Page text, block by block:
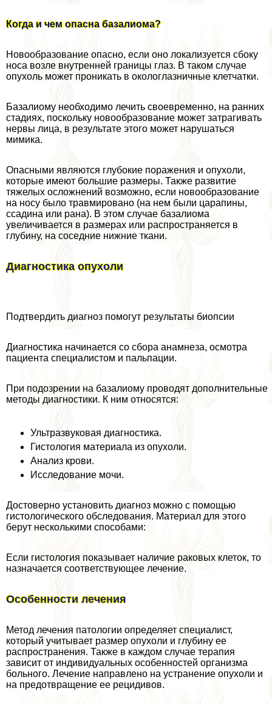
Когда и чем опасна базалиома?
Новообразование опасно, если оно локализуется сбоку
носа возле внутренней границы глаз. В таком случае
опухоль может проникать в окологлазничные клетчатки.
Базалиому необходимо лечить своевременно, на ранних
стадиях, поскольку новообразование может затрагивать
нервы лица, в результате этого может нарушаться
мимика.
Опасными являются глубокие поражения и опухоли,
которые имеют большие размеры. Также развитие
тяжелых осложнений возможно, если новообразование
на носу было травмировано (на нем были царапины,
ссадина или рана). В этом случае базалиома
увеличивается в размерах или распространяется в
глубину, на соседние нижние ткани.
Диагностика опухоли
Подтвердить диагноз помогут результаты биопсии
Диагностика начинается со сбора анамнеза, осмотра
пациента специалистом и пальпации.
При подозрении на базалиому проводят дополнительные
методы диагностики. К ним относятся:
Ультразвуковая диагностика.
Гистология материала из опухоли.
Анализ крови.
Исследование мочи.
Достоверно установить диагноз можно с помощью
гистологического обследования. Материал для этого
берут несколькими способами:
Если гистология показывает наличие paковых клеток, то
назначается соответствующее лечение.
Особенности лечения
Метод лечения патологии определяет специалист,
который учитывает размер опухоли и глубину ее
распространения. Также в каждом случае терапия
зависит от индивидуальных особенностей организма
больного. Лечение направлено на устранение опухоли и
на предотвращение ее рецидивов.